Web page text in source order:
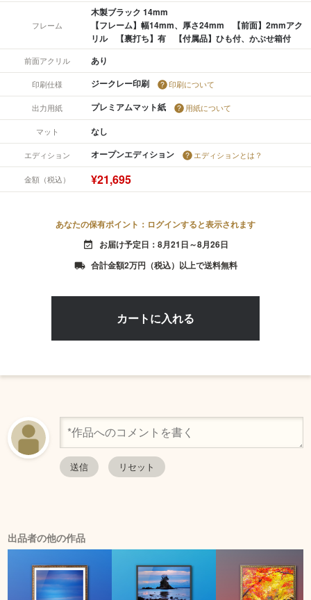
フレーム
木製ブラック 14mm
【フレーム】幅14mm、厚さ24mm 【前面】2mmアク
リル 【裏打ち】有 【付属品】ひも付、かぶせ箱付
前面アクリル あり
印刷仕様 ジークレー印刷 印刷について
出力用紙 プレミアムマット紙 用紙について
マット なし
エディション オープンエディション エディションとは？
金額（税込） ¥21,695
あなたの保有ポイント：ログインすると表示されます
event_available お届け予定日：8月21日～8月26日
local_shipping 合計金額2万円（税込）以上で送料無料
出品者の他の作品